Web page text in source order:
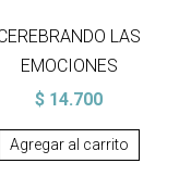
LAS
EMOCIONES
$ 14.700
Agregar al carrito